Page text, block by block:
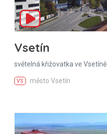
Vsetín
světelná křižovatka ve Vsetíně
VS město Vsetín